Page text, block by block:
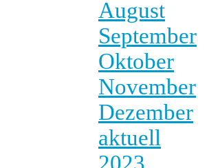
August
September
Oktober
November
Dezember
aktuell